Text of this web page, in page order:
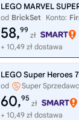
od BrickSet Konto:
58,99
zł
+ 10,49 zł dostawa
od Super
60,95
zł
+ 10,49 zł dostawa